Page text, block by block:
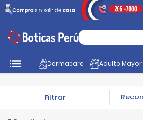
Dermacare Adulto Mayor
Inicio Tratamiento Antivirales
Filtrar